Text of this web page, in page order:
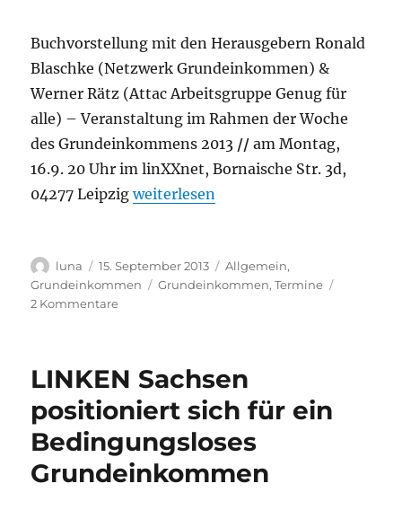
Buchvorstellung mit den Herausgebern Ronald
Blaschke (Netzwerk Grundeinkommen) &
Werner Rätz (Attac Arbeitsgruppe Genug für
alle) – Veranstaltung im Rahmen der Woche
des Grundeinkommens 2013 // am Montag,
16.9. 20 Uhr im linXXnet, Bornaische Str. 3d,
04277 Leipzig„16.9. Teil der Lösung. Plädoyer für
weiterlesen
Autor
luna
Veröffentlicht
am
15. September 2013 Kategorien
Allgemein,
Grundeinkommen
Schlagwörter
Grundeinkommen,Termine
2 Kommentarezu
Lösung.
Plädoyer
für
ein
bedingungsloses
Grundeinkommen
LINKEN Sachsen
positioniert sich für ein
Bedingungsloses
Grundeinkommen